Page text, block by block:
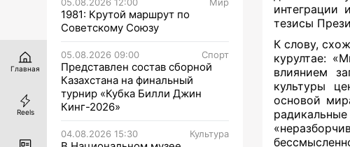
1981: Крутой маршрут по
Советскому Союзу
05.08.2026 09:00 Спорт
Представлен состав сборной
Казахстана на финальный
турнир «Кубка Билли Джин
Кинг-2026»
04.08.2026 15:30 Культура
интеграции
тезисы
К слову,
курултае:
влиянием
культуры
основой
Главная
Reels